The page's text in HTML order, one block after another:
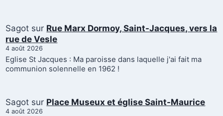
Sagot sur Rue Marx Dormoy, Saint-Jacques, vers la
rue de Vesle
4 août 2026
Eglise St Jacques : Ma paroisse dans laquelle j'ai fait ma
communion solennelle en 1962 !
Sagot sur Place Museux et église Saint-Maurice
4 août 2026